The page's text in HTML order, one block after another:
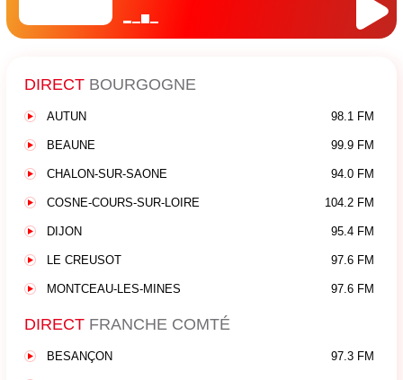
DIRECT BOURGOGNE
AUTUN 98.1 FM
BEAUNE 99.9 FM
CHALON-SUR-SAONE 94.0 FM
COSNE-COURS-SUR-LOIRE 104.2 FM
DIJON 95.4 FM
LE CREUSOT 97.6 FM
MONTCEAU-LES-MINES 97.6 FM
DIRECT FRANCHE COMTÉ
BESANÇON 97.3 FM